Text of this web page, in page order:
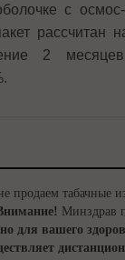
с
рассчитан
2
продаем табачные
Минздрав
для вашего